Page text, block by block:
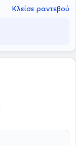
Συγκεκριμένα
Πανιωνίου και
Κλείσε ραντεβού